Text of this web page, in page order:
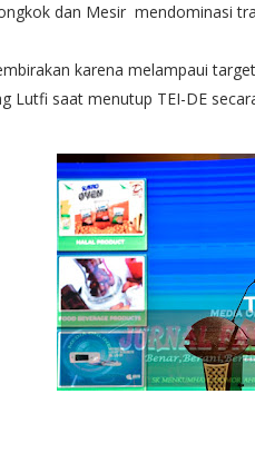
dan Mesir mendominasi
karena melampaui
Lutfi saat menutup TEI-DE